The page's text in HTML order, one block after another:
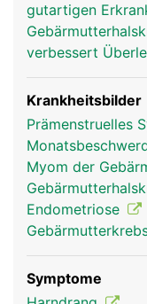
gutartigen
verbessert
Krankheitsbilder
Prämenstruelles
Myom der
Endometriose
Symptome